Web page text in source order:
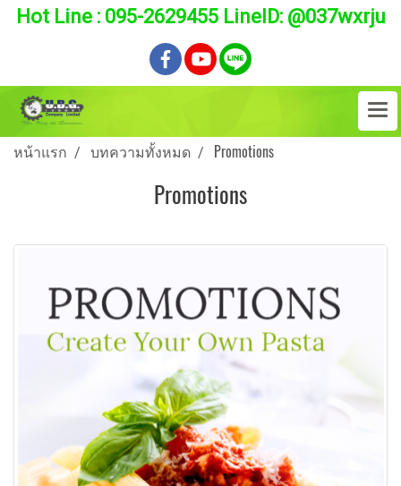
Hot Line : 095-2629455 LineID: @037wxrju
หน้าแรก บทความทั้งหมด Promotions
Promotions